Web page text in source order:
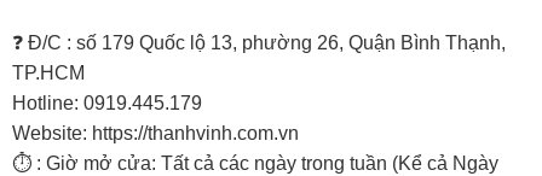
❓ Đ/C : số 179 Quốc lộ 13, phường 26, Quận Bình Thạnh,
TP.HCM
Hotline: 0919.445.179
Website: https://thanhvinh.com.vn
⏱ : Giờ mở cửa: Tất cả các ngày trong tuần (Kể cả Ngày